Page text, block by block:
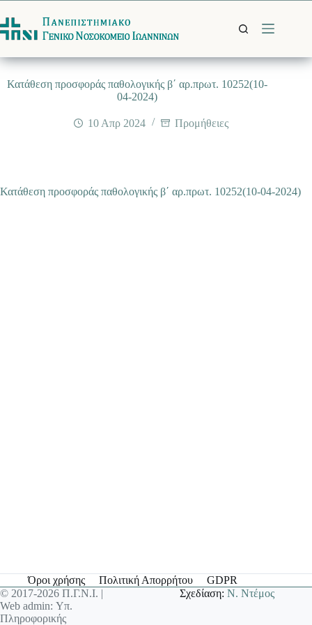
στο
περιεχόμενο
Κατάθεση προσφοράς παθολογικής β΄ αρ.πρωτ. 10252(10-
04-2024)
10 Απρ 2024 Προμήθειες
Κατάθεση προσφοράς παθολογικής β΄ αρ.πρωτ. 10252(10-04-2024)
Όροι χρήσης Πολιτική Απορρήτου
GDPR
© 2017-2026 Π.Γ.Ν.Ι. |
Web admin: Υπ.
Πληροφορικής
Σχεδίαση:Ν. Ντέμος